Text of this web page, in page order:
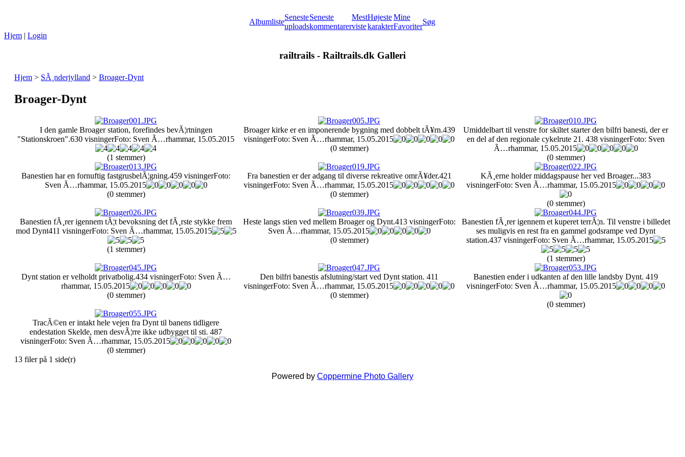
Albumliste
Seneste
uploads
Seneste
kommentarer
Mest
viste
Højeste
karakter
Mine
Favoriter
Søg
Hjem | Login
railtrails - Railtrails.dk Galleri
Hjem > SÃ¸nderjylland > Broager-Dynt
Broager-Dynt
I den gamle Broager station, forefindes bevÃ¦rtningen
"Stationskroen".630 visningerFoto: Sven Ã…rhammar, 15.05.2015
(1 stemmer)
Broager kirke er en imponerende bygning med dobbelt tÃ¥rn.439
visningerFoto: Sven Ã…rhammar, 15.05.2015
(0 stemmer)
Umiddelbart til venstre for skiltet starter den bilfri banesti, der er
en del af den regionale cykelrute 21. 438 visningerFoto: Sven
Ã…rhammar, 15.05.2015
(0 stemmer)
Banestien har en fornuftig fastgrusbelÃ¦gning.459 visningerFoto:
Sven Ã…rhammar, 15.05.2015
(0 stemmer)
Fra banestien er der adgang til diverse rekreative omrÃ¥der.421
visningerFoto: Sven Ã…rhammar, 15.05.2015
(0 stemmer)
KÃ¸erne holder middagspause her ved Broager...383
visningerFoto: Sven Ã…rhammar, 15.05.2015
(0 stemmer)
Banestien fÃ¸rer igennem tÃ¦t bevoksning det fÃ¸rste stykke frem
mod Dynt411 visningerFoto: Sven Ã…rhammar, 15.05.2015
(1 stemmer)
Heste langs stien ved mellem Broager og Dynt.413 visningerFoto:
Sven Ã…rhammar, 15.05.2015
(0 stemmer)
Banestien fÃ¸rer igennem et kuperet terrÃ¦n. Til venstre i billedet
ses muligvis en rest fra en gammel godsrampe ved Dynt
station.437 visningerFoto: Sven Ã…rhammar, 15.05.2015
(1 stemmer)
Dynt station er velholdt privatbolig.434 visningerFoto: Sven Ã…
rhammar, 15.05.2015
(0 stemmer)
Den bilfri banestis afslutning/start ved Dynt station. 411
visningerFoto: Sven Ã…rhammar, 15.05.2015
(0 stemmer)
Banestien ender i udkanten af den lille landsby Dynt. 419
visningerFoto: Sven Ã…rhammar, 15.05.2015
(0 stemmer)
TracÃ©en er intakt hele vejen fra Dynt til banens tidligere
endestation Skelde, men desvÃ¦rre ikke udbygget til sti. 487
visningerFoto: Sven Ã…rhammar, 15.05.2015
(0 stemmer)
13 filer på 1 side(r)
Powered by Coppermine Photo Gallery